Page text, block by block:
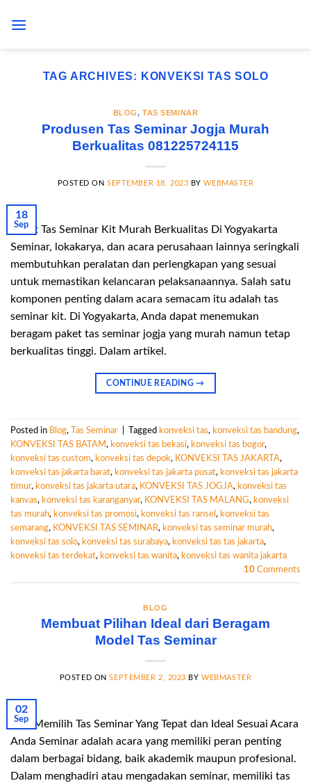
TAG ARCHIVES: KONVEKSI TAS SOLO
BLOG,TAS SEMINAR
Produsen Tas Seminar Jogja Murah
Berkualitas 081225724115
POSTED ONSEPTEMBER 18, 2023 BYWEBMASTER
18
Sep
Paket Tas Seminar Kit Murah Berkualitas Di Yogyakarta
Seminar, lokakarya, dan acara perusahaan lainnya seringkali
membutuhkan peralatan dan perlengkapan yang sesuai
untuk memastikan kelancaran pelaksanaannya. Salah satu
komponen penting dalam acara semacam itu adalah tas
seminar kit. Di Yogyakarta, Anda dapat menemukan
beragam paket tas seminar jogja yang murah namun tetap
berkualitas tinggi. Dalam artikel.
CONTINUE READING→
Posted in Blog, Tas Seminar Tagged konveksi tas, konveksi tas bandung,
KONVEKSI TAS BATAM, konveksi tas bekasi, konveksi tas bogor,
konveksi tas custom, konveksi tas depok, KONVEKSI TAS JAKARTA,
konveksi tas jakarta barat, konveksi tas jakarta pusat, konveksi tas jakarta
timur, konveksi tas jakarta utara, KONVEKSI TAS JOGJA, konveksi tas
kanvas, konveksi tas karanganyar, KONVEKSI TAS MALANG, konveksi
tas murah, konveksi tas promosi, konveksi tas ransel , konveksi tas
semarang, KONVEKSI TAS SEMINAR, konveksi tas seminar murah,
konveksi tas solo, konveksi tas surabaya, konveksi tas tas jakarta,
konveksi tas terdekat, konveksi tas wanita, konveksi tas wanita jakarta
10 Comments
BLOG
Membuat Pilihan Ideal dari Beragam
Model Tas Seminar
POSTED ONSEPTEMBER 2, 2023 BYWEBMASTER
02
Sep
Tips Memilih Tas Seminar Yang Tepat dan Ideal Sesuai Acara
Anda Seminar adalah acara yang memiliki peran penting
dalam berbagai bidang, baik akademik maupun profesional.
Dalam menghadiri atau mengadakan seminar, memiliki tas